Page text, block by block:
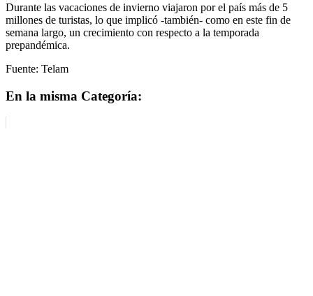
Durante las vacaciones de invierno viajaron por el país más de 5
millones de turistas, lo que implicó -también- como en este fin de
semana largo, un crecimiento con respecto a la temporada
prepandémica.
Fuente: Telam
En la misma Categoría: